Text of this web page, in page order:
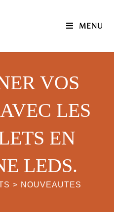
MENU
VOS
LES
EN
LEDS.
> NOUVEAUTES